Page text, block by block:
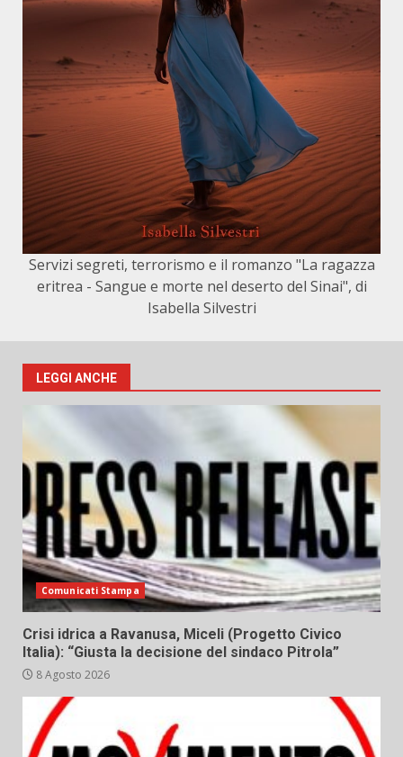
Servizi segreti, terrorismo e il romanzo "La ragazza
eritrea - Sangue e morte nel deserto del Sinai", di
Isabella Silvestri
LEGGI ANCHE
Comunicati Stampa
Crisi idrica a Ravanusa, Miceli (Progetto Civico
Italia): “Giusta la decisione del sindaco Pitrola”
8 Agosto 2026